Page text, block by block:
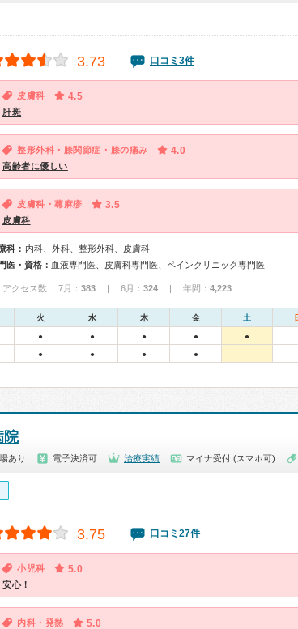
3.73 口コミ3件
皮膚科 4.5
肝斑
整形外科・膝関節症・膝の痛み 4.0
高齢者に優しい
皮膚科・蕁麻疹 3.5
皮膚科
科： 内科、外科、整形外科、皮膚科
医・資格： 血液専門医、皮膚科専門医、ペインクリニック専門医
アクセス数 7月： 383 | 6月： 324 | 年間： 4,223
火 水 木 金 土
● ● ● ● ●
● ● ● ●
院
あり 電子決済可 治療実績 マイナ受付 (スマホ可)
3.75 口コミ27件
小児科 5.0
安心！
内科・発熱 5.0